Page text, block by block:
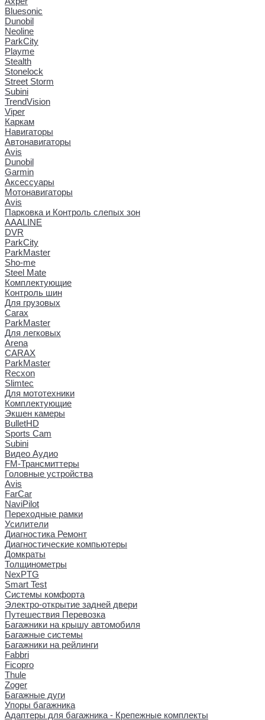
Bluesonic
Dunobil
Neoline
ParkCity
Playme
Stealth
Stonelock
Street Storm
Subini
TrendVision
Viper
Каркам
Навигаторы
Автонавигаторы
Avis
Dunobil
Garmin
Аксессуары
Мотонавигаторы
Avis
Парковка и Контроль слепых зон
AAALINE
DVR
ParkCity
ParkMaster
Sho-me
Steel Mate
Комплектующие
Контроль шин
Для грузовых
Carax
ParkMaster
Для легковых
Arena
CARAX
ParkMaster
Recxon
Slimtec
Для мототехники
Комплектующие
Экшен камеры
BulletHD
Sports Cam
Subini
Видео Аудио
FM-Трансмиттеры
Головные устройства
Avis
FarCar
NaviPilot
Переходные рамки
Усилители
Диагностика Ремонт
Диагностические компьютеры
Домкраты
Толщинометры
NexPTG
Smart Test
Системы комфорта
Электро-открытие задней двери
Путешествия Перевозка
Багажники на крышу автомобиля
Багажные системы
Багажники на рейлинги
Fabbri
Ficopro
Thule
Zoger
Багажные дуги
Упоры багажника
Адаптеры для багажника - Крепежные комплекты